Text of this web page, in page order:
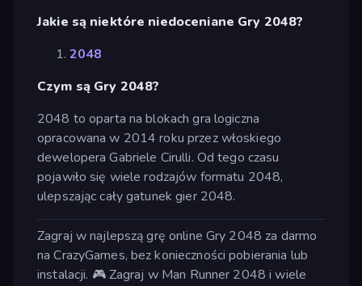
Jakie są niektóre niedoceniane Gry 2048?
2048
Czym są Gry 2048?
2048 to oparta na blokach gra logiczna
opracowana w 2014 roku przez włoskiego
dewelopera Gabriele Cirulli. Od tego czasu
pojawiło się wiele rodzajów formatu 2048,
ulepszając cały gatunek gier 2048.
Zagraj w najlepszą grę online Gry 2048 za darmo
na CrazyGames, bez konieczności pobierania lub
instalacji. 🎮 Zagraj w Man Runner 2048 i wiele